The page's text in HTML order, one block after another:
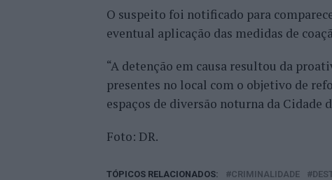
O suspeito foi notificado para
eventual aplicação das medidas de
“A detenção em causa resultou da
presentes no local com o objetivo de
espaços de diversão noturna da Cidade
Foto: DR.
TÓPICOS RELACIONADOS: CRIMINALIDADE